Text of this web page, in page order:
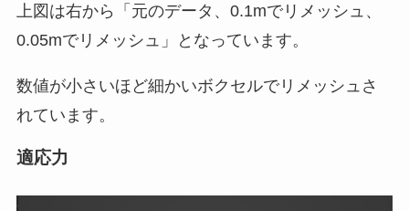
上図は右から「元のデータ、0.1mでリメッシュ、
0.05mでリメッシュ」となっています。
数値が小さいほど細かいボクセルでリメッシュさ
れています。
適応力